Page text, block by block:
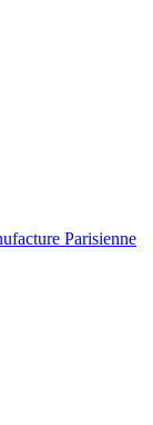
Parisienne